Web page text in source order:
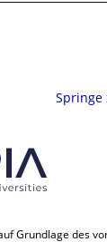
Springe
Grundlage des